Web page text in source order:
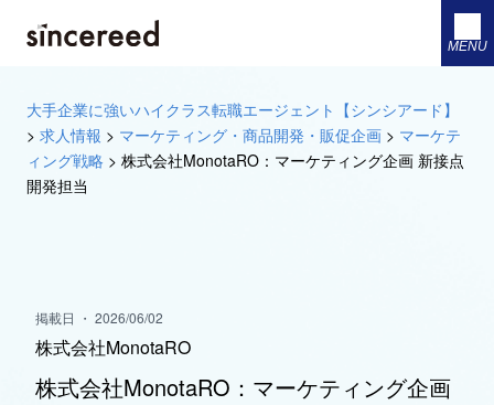
MENU
大手企業に強いハイクラス転職エージェント【シンシアード】
> 求人情報 > マーケティング・商品開発・販促企画 > マーケテ
ィング戦略 > 株式会社MonotaRO：マーケティング企画 新接点
開発担当
掲載日 ・ 2026/06/02
株式会社MonotaRO
株式会社MonotaRO：マーケティング企画